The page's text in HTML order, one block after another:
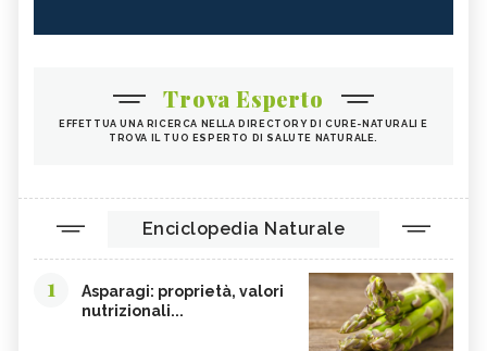
Trova Esperto
EFFETTUA UNA RICERCA NELLA DIRECTORY DI CURE-NATURALI E
TROVA IL TUO ESPERTO DI SALUTE NATURALE.
Enciclopedia Naturale
1
Asparagi: proprietà, valori
nutrizionali...